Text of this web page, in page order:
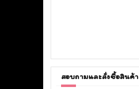
สอบถามและสั่งซื้อสินค้า